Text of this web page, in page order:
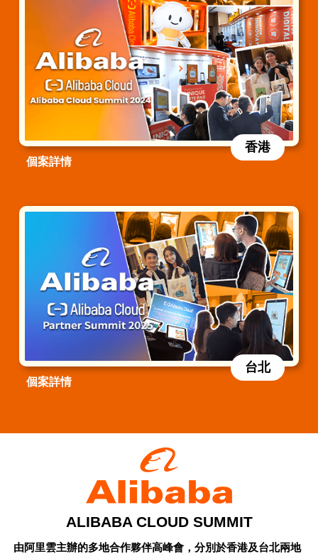
個案詳情
香港
個案詳情
台北
ALIBABA CLOUD SUMMIT
由阿里雲主辦的多地合作夥伴高峰會，分別於香港及台北兩地